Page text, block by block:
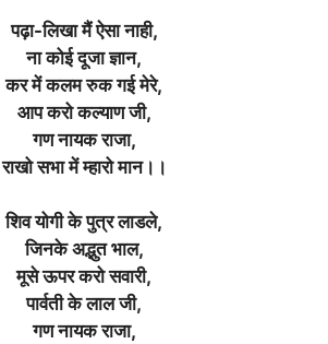
पढ़ा-लिखा मैं ऐसा नाही,
ना कोई दूजा ज्ञान,
कर में कलम रुक गई मेरे,
आप करो कल्याण जी,
गण नायक राजा,
राखो सभा में म्हारो मान।।
शिव योगी के पुत्र लाडले,
जिनके अद्भुत भाल,
मूसे ऊपर करो सवारी,
पार्वती के लाल जी,
गण नायक राजा,